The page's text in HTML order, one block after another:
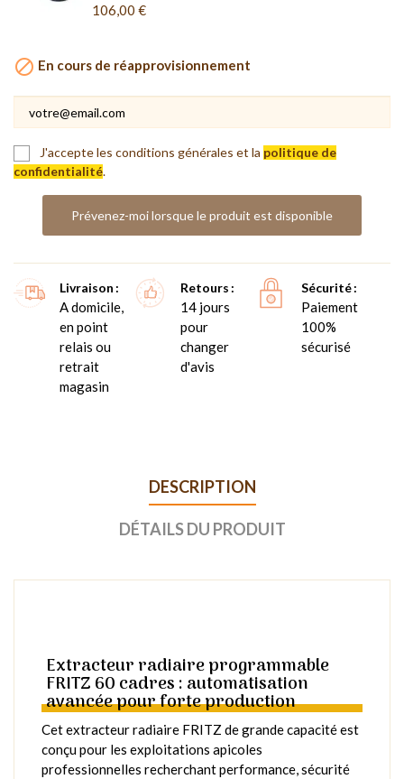
106,00 €
 En cours de réapprovisionnement
J'accepte les conditions générales et la politique de
confidentialité.
Prévenez-moi lorsque le produit est disponible
Livraison
A domicile,
en point
relais ou
retrait
magasin
Retours
14 jours
pour
changer
d'avis
Sécurité
Paiement
100%
sécurisé
DESCRIPTION
DÉTAILS DU PRODUIT
Extracteur radiaire programmable
FRITZ 60 cadres : automatisation
avancée pour forte production
Cet extracteur radiaire FRITZ de grande capacité est
conçu pour les exploitations apicoles
professionnelles recherchant performance, sécurité